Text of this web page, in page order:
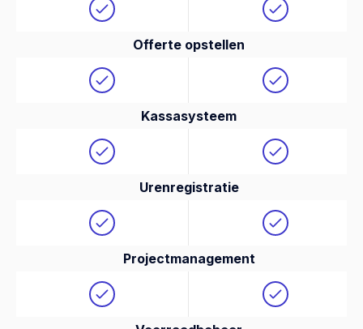
Offerte opstellen
Kassasysteem
Urenregistratie
Projectmanagement